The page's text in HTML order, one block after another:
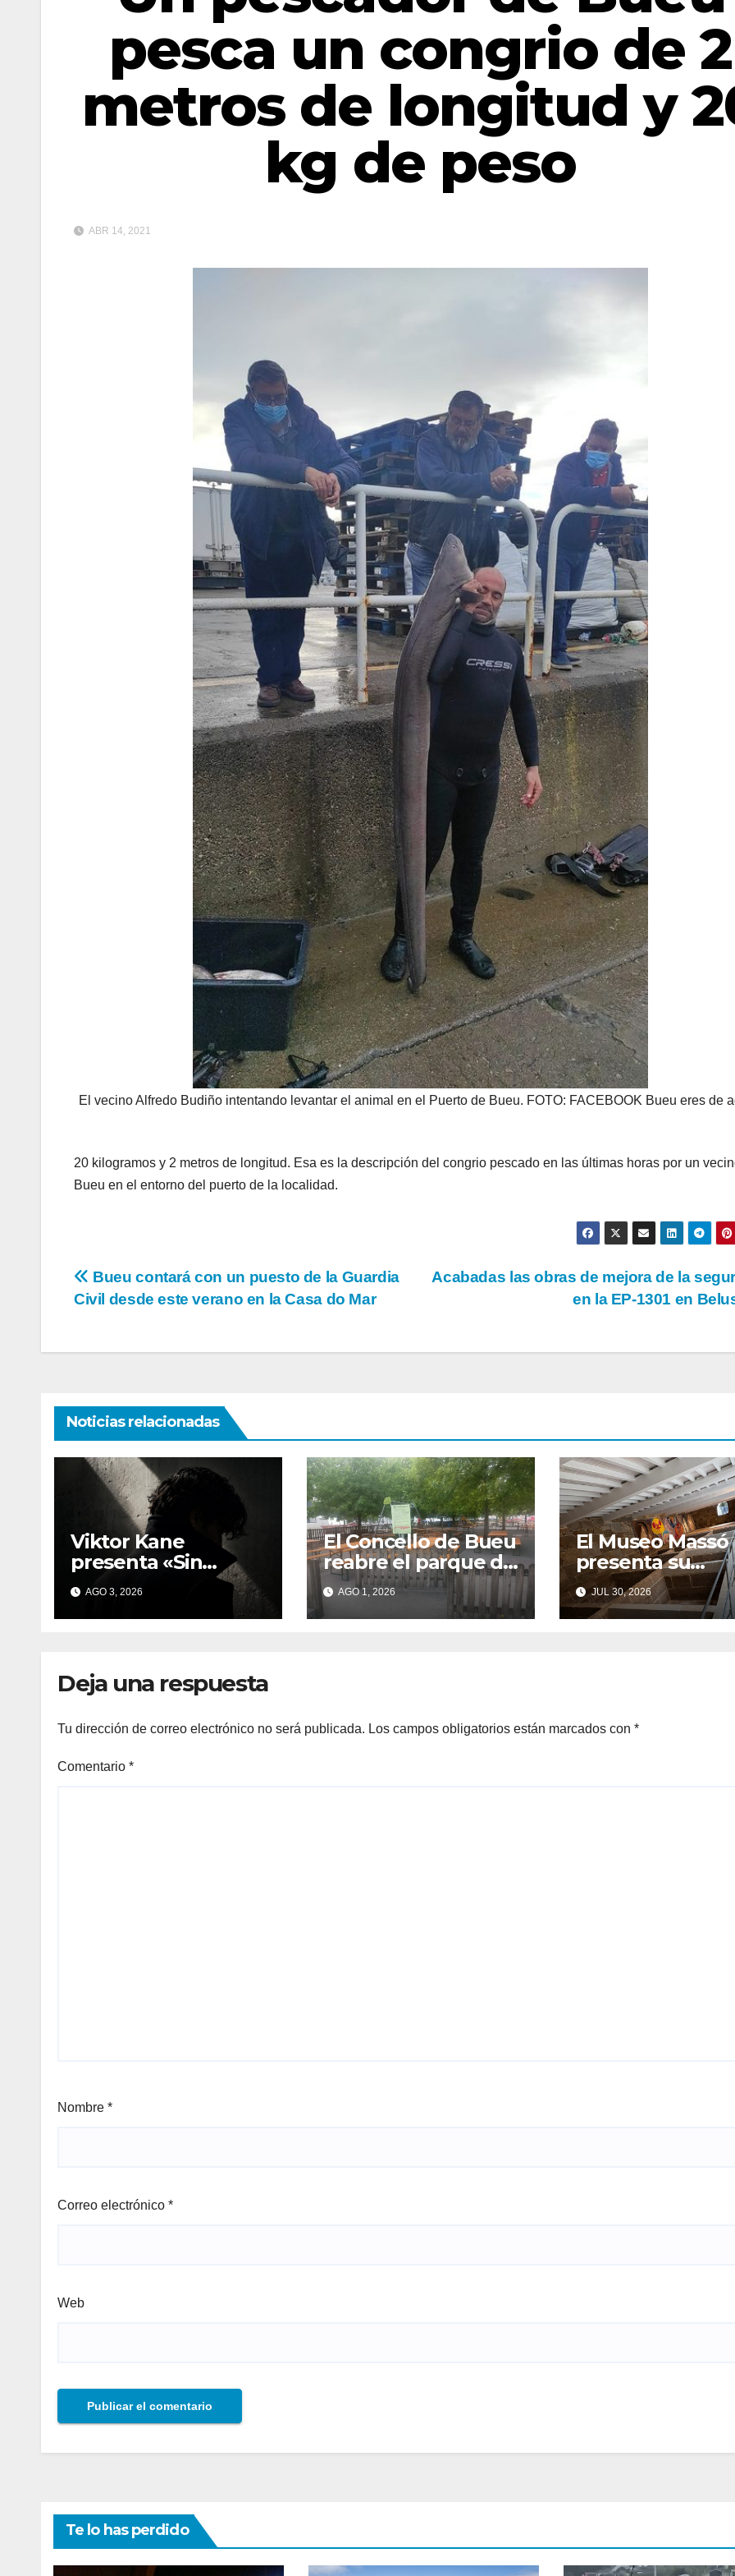
pesca un congrio de 2
metros de longitud y
kg de peso
ABR 14, 2021
El vecino Alfredo Budiño intentando levantar el animal en el Puerto de Bueu. FOTO: FACEBOOK Bueu eres de
20 kilogramos y 2 metros de longitud. Esa es la descripción del congrio pescado en las últimas horas por un
Bueu en el entorno del puerto de la localidad.
Navegación
entradas
Acabadas las obras de mejora de la
en la EP-1301 en
Bueu contará con un puesto de la Guardia
Civil desde este verano en la Casa do Mar
Noticias relacionadas
Viktor Kane
presenta «Sin
testigos»: una
experiencia
inmersiva que
literaria en Bueu
AGO 3, 2026
El Concello de Bueu
reabre el parque de
As Lagoas tras las
quejas vecinales
por su cierre
AGO 1, 2026
El Museo Massó
presenta su
programación
verano
JUL 30, 2026
Deja una respuesta
Tu dirección de correo electrónico no será publicada. Los campos obligatorios están marcados con *
Comentario *
Nombre *
Correo electrónico *
Web
Te lo has perdido